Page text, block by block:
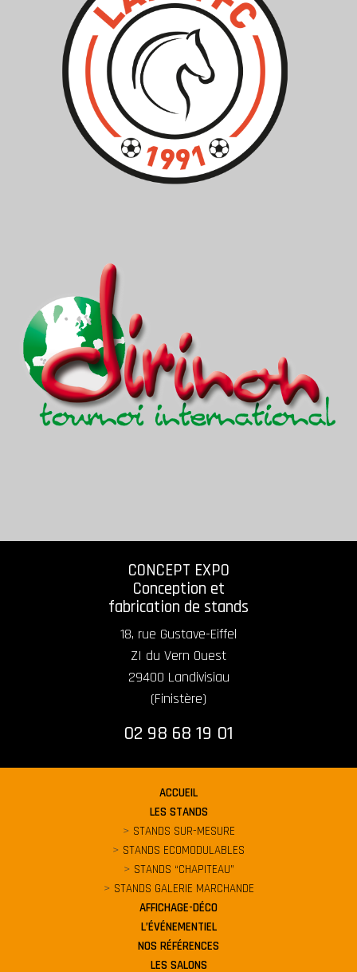
CONCEPT EXPO
Conception et
fabrication de stands
18, rue Gustave-Eiffel
ZI du Vern Ouest
29400 Landivisiau
(Finistère)
02 98 68 19 01
ACCUEIL
LES STANDS
STANDS SUR-MESURE
STANDS ECOMODULABLES
STANDS “CHAPITEAU”
STANDS GALERIE MARCHANDE
AFFICHAGE-DÉCO
L’ÉVÉNEMENTIEL
NOS RÉFÉRENCES
LES SALONS